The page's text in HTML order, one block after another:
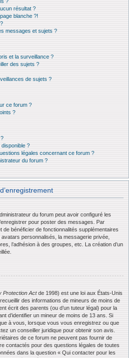
résultat ?
blanche ?!
messages et sujets ?
et la surveillance ?
des sujets ?
de sujets ?
ce forum ?
?
disponible ?
légales concernant ce forum ?
du forum ?
du forum peut avoir configuré les
pour poster des messages. Par
de bénéficier de fonctionnalités supplémentaires
personnalisés, la messagerie privée,
l’adhésion à des groupes, etc. La création d’un
Protection Actde 1998) est une loi aux États-Unis
des informations de mineurs de moins de
écrit des parents (ou d’un tuteur légal) pour la
d’identifier un mineur de moins de 13 ans. Si
à vous, lorsque vous vous enregistrez ou que
un conseiller juridique pour obtenir son avis.
de ce forum ne peuvent pas fournir de
contactés pour des questions légales de toutes
dans la question « Qui contacter pour les